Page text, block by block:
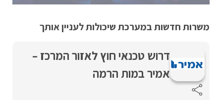
משרות חדשות במערכת שיכולות לעניין אותך
דרוש טכנאי חוץ לאזור המרכז –
אמיר במות הרמה